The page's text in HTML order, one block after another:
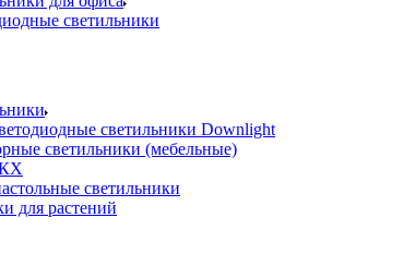
светильники
светильники Downlight
светильники (мебельные)
светильники
для растений